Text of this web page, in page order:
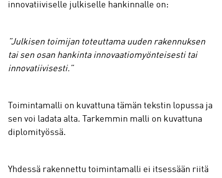
innovatiiviselle julkiselle hankinnalle on:
”Julkisen toimijan toteuttama uuden rakennuksen
tai sen osan hankinta innovaatiomyönteisesti tai
innovatiivisesti.”
Toimintamalli on kuvattuna tämän tekstin lopussa ja
sen voi ladata alta. Tarkemmin malli on kuvattuna
diplomityössä.
Yhdessä rakennettu toimintamalli ei itsessään riitä